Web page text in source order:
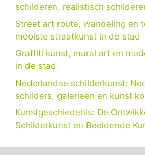
schilderen, realistisch
Street art route, wandeling en
mooiste straatkunst in de stad
Graffiti kunst, mural art en
in de stad
Nederlandse schilderkunst:
schilders, galerieën en kunst
Kunstgeschiedenis: De
Schilderkunst en Beeldende